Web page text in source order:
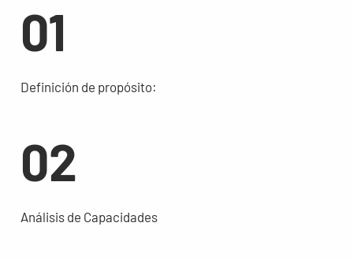
01
Definición de propósito:
02
Análisis de Capacidades